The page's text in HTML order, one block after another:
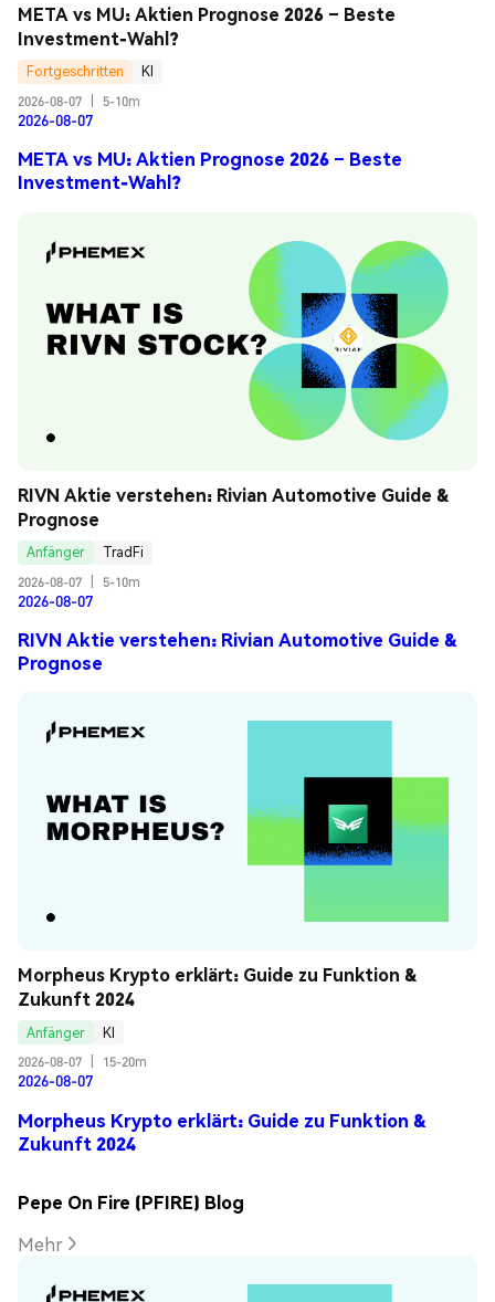
META vs MU: Aktien Prognose 2026 – Beste
Investment-Wahl?
Fortgeschritten
KI
2026-08-07
5-10m
2026-08-07
META vs MU: Aktien Prognose 2026 – Beste
Investment-Wahl?
RIVN Aktie verstehen: Rivian Automotive Guide &
Prognose
Anfänger
TradFi
2026-08-07
5-10m
2026-08-07
RIVN Aktie verstehen: Rivian Automotive Guide &
Prognose
Morpheus Krypto erklärt: Guide zu Funktion &
Zukunft 2024
Anfänger
KI
2026-08-07
15-20m
2026-08-07
Morpheus Krypto erklärt: Guide zu Funktion &
Zukunft 2024
Pepe On Fire (PFIRE) Blog
Mehr